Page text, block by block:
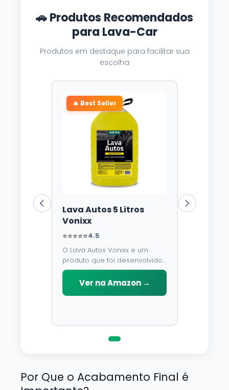
🚗 Produtos Recomendados
para Lava-Car
Produtos em destaque para facilitar sua
escolha
🔥 Best Seller
Lava Autos 5 Litros
Vonixx
⭐⭐⭐⭐⭐4.5
O Lava Autos Vonixx e um
produto que foi desenvolvido
para limpar, proteger e
conservar a lataria do veiculo.
Por possuir pH neutro, pode
Ver na Amazon →
Por Que o Acabamento Final é